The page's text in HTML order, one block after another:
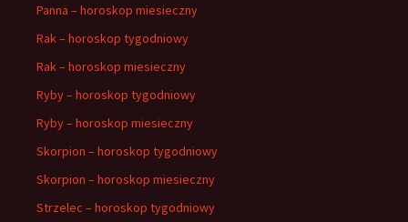
Panna – horoskop miesieczny
Rak – horoskop tygodniowy
Rak – horoskop miesieczny
Ryby – horoskop tygodniowy
Ryby – horoskop miesieczny
Skorpion – horoskop tygodniowy
Skorpion – horoskop miesieczny
Strzelec – horoskop tygodniowy